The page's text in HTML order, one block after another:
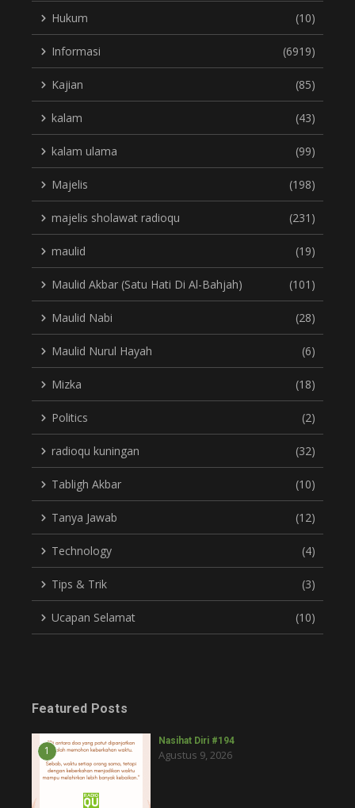
Hukum (10)
Informasi (6919)
Kajian (85)
kalam (43)
kalam ulama (99)
Majelis (198)
majelis sholawat radioqu (231)
maulid (19)
Maulid Akbar (Satu Hati Di Al-Bahjah) (101)
Maulid Nabi (28)
Maulid Nurul Hayah (6)
Mizka (18)
Politics (2)
radioqu kuningan (32)
Tabligh Akbar (10)
Tanya Jawab (12)
Technology (4)
Tips & Trik (3)
Ucapan Selamat (10)
Featured Posts
1
Nasihat Diri #194
Agustus 9, 2026